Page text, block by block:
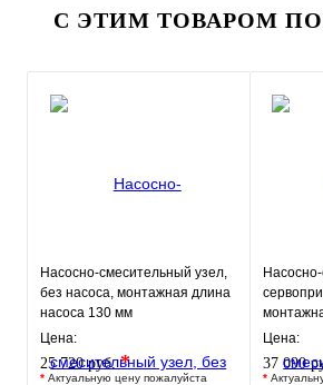
С ЭТИМ ТОВАРОМ
Насосно-смесительный узел,
без насоса, монтажная длина
насоса 130 мм
VT.TECHNOMIX.0.130
Цена:
25 720 руб.*
* Актуальную цену пожалуйста
мм
Цена:
37 090
*